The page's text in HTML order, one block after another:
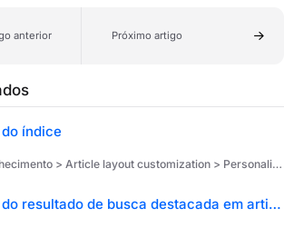
anterior Próximo artigo
índice
> Article layout customization > Personalização
Como mudar a cor do resultado de busca destacada em artigos